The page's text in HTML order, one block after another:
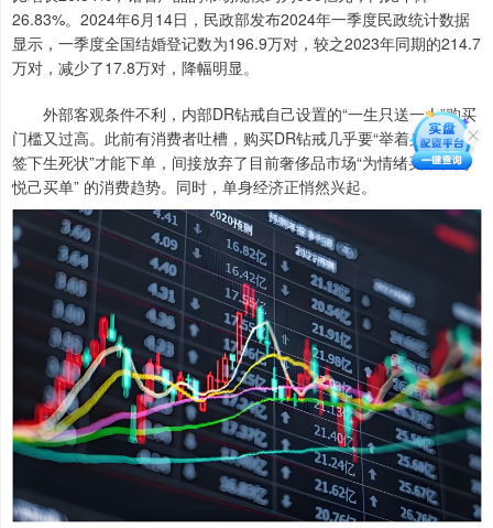
26.83%。2024年6月14日，民政部发布2024年一季度民政统计数据
显示，一季度全国结婚登记数为196.9万对，较之2023年同期的214.7
万对，减少了17.8万对，降幅明显。
外部客观条件不利，内部DR钻戒自己设置的“一生只送一人”购买
门槛又过高。此前有消费者吐槽，购买DR钻戒几乎要“举着身份证，
签下生死状”才能下单，间接放弃了目前奢侈品市场“为情绪买单、为
悦己买单” 的消费趋势。同时，单身经济正悄然兴起。